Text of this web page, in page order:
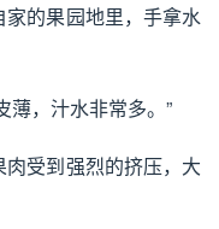
的果园地里，手拿水
薄，汁水非常多。”
受到强烈的挤压，大